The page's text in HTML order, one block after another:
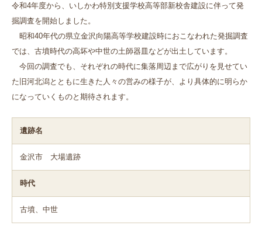
令和4年度から、いしかわ特別支援学校高等部新校舎建設に伴って発
掘調査を開始しました。
昭和40年代の県立金沢向陽高等学校建設時におこなわれた発掘調査
では、古墳時代の高坏や中世の土師器皿などが出土しています。
今回の調査でも、それぞれの時代に集落周辺まで広がりを見せてい
た旧河北潟とともに生きた人々の営みの様子が、より具体的に明らか
になっていくものと期待されます。
遺跡名
金沢市 大場遺跡
時代
古墳、中世